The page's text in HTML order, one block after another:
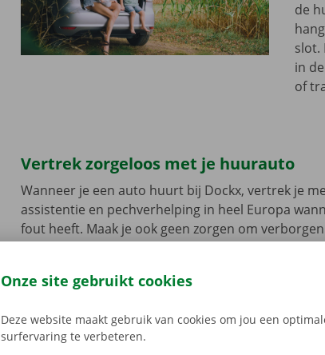
de
slot.
in
of
Vertrek zorgeloos met je huurauto
Wanneer je een auto huurt bij Dockx, vertrek je
assistentie en pechverhelping in heel Europa
fout heeft. Maak je ook geen zorgen om
Onze site gebruikt cookies
Deze website maakt gebruik van cookies om jou een
surfervaring te verbeteren.